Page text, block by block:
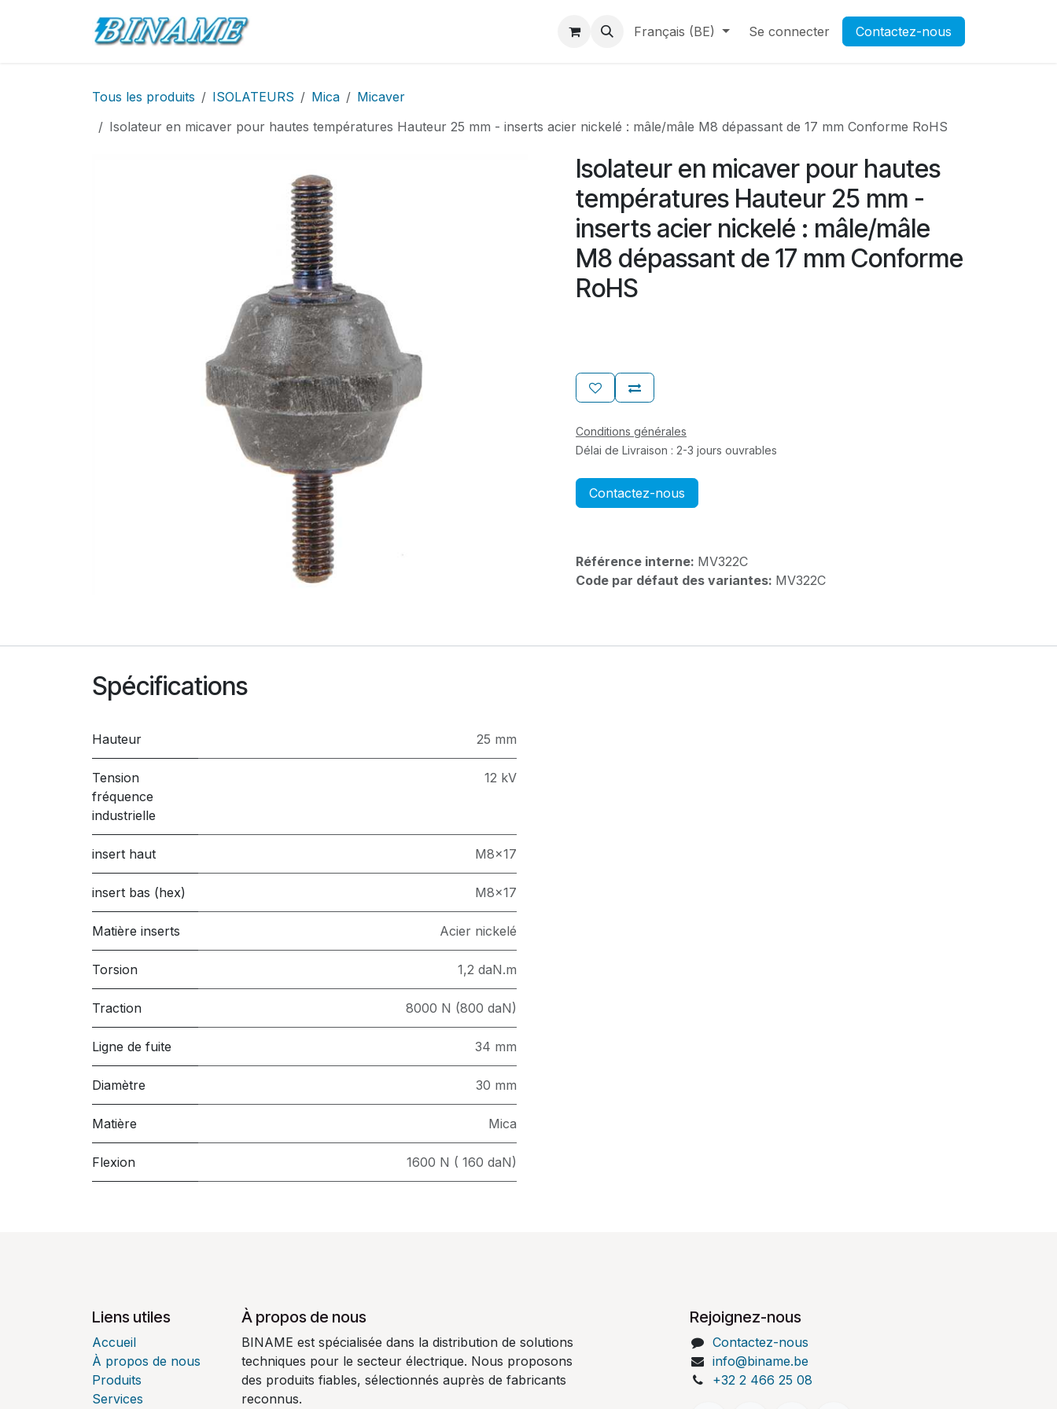
À propos de BINAME Contactez-nous Rendez-vous Ouverture d'un compte
Français (BE) Se connecter Contactez-nous
Tous les produits ISOLATEURS Mica
Micaver
Isolateur en micaver pour hautes températures Hauteur 25 mm - inserts acier nickelé : mâle/mâle M8 dépassant de 17 mm Conforme RoHS
Isolateur en micaver pour hautes
températures Hauteur 25 mm -
inserts acier nickelé : mâle/mâle
M8 dépassant de 17 mm Conforme
RoHS
Conditions générales
Délai de Livraison : 2-3 jours ouvrables
Contactez-nous
Référence interne: MV322C
Code par défaut des variantes: MV322C
Spécifications
Hauteur 25 mm
Tension
fréquence
industrielle
12 kV
insert haut M8x17
insert bas (hex) M8x17
Matière inserts Acier nickelé
Torsion 1,2 daN.m
Traction 8000 N (800 daN)
Ligne de fuite 34 mm
Diamètre 30 mm
Matière Mica
Flexion 1600 N ( 160 daN)
Liens utiles
Accueil
À propos de nous
Produits
Services
À propos de nous
BINAME est spécialisée dans la distribution de solutions
techniques pour le secteur électrique. Nous proposons
des produits fiables, sélectionnés auprès de fabricants
reconnus.
Rejoignez-nous
Contactez-nous
info@biname.be
+32 2 466 25 08